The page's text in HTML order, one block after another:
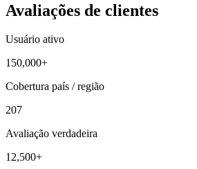
Avaliações de clientes
Usuário ativo
150,000+
Cobertura país / região
207
Avaliação verdadeira
12,500+